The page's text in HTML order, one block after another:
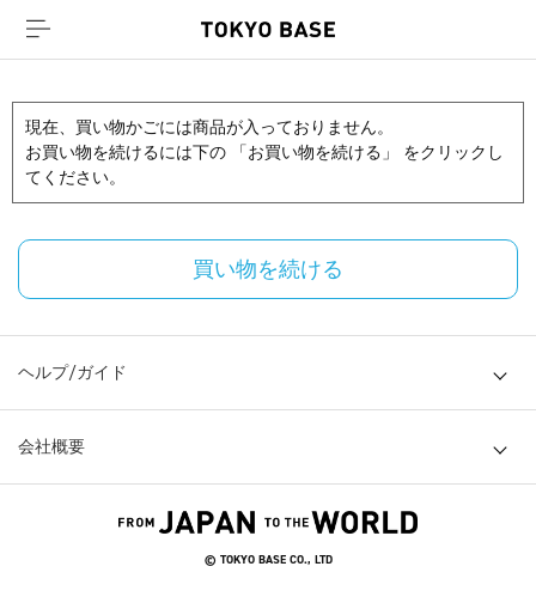
現在、買い物かごには商品が入っておりません。
お買い物を続けるには下の 「お買い物を続ける」 をクリックし
てください。
買い物を続ける
ヘルプ/ガイド
会社概要
© TOKYO BASE CO., LTD